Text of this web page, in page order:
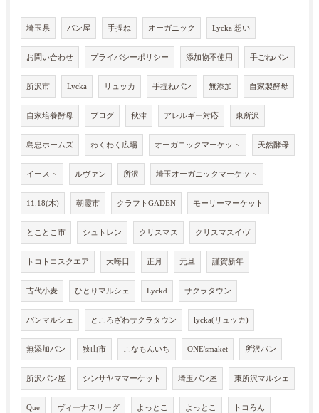
埼玉県 パン屋 手捏ね オーガニック Lycka 想い
お問い合わせ プライバシーポリシー 添加物不使用 手ごねパン
所沢市 Lycka リュッカ 手捏ねパン 無添加 自家製酵母
自家培養酵母 ブログ 秋津 アレルギー対応 東所沢
島忠ホームズ わくわく広場 オーガニックマーケット 天然酵母
イースト ルヴァン 所沢 埼玉オーガニックマーケット
11.18(木) 朝霞市 クラフトGADEN モーリーマーケット
とことこ市 シュトレン クリスマス クリスマスイヴ
トコトコスクエア 大晦日 正月 元旦 謹賀新年
古代小麦 ひとりマルシェ Lyckd サクラタウン
パンマルシェ ところざわサクラタウン lycka(リュッカ)
無添加パン 狭山市 こなもんいち ONE'smaket 所沢パン
所沢パン屋 シンサヤママーケット 埼玉パン屋 東所沢マルシェ
Que ヴィーナスリーグ よっとこ よっとこ トコろん